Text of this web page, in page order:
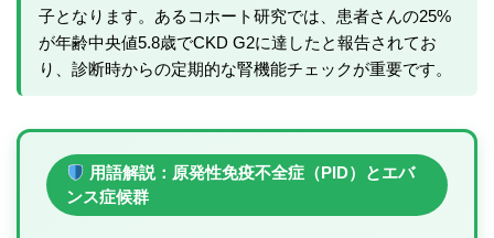
子となります。あるコホート研究では、患者さんの25%
が年齢中央値5.8歳でCKD G2に達したと報告されてお
り、診断時からの定期的な腎機能チェックが重要です。
用語解説：原発性免疫不全症（PID）とエバ
ンス症候群